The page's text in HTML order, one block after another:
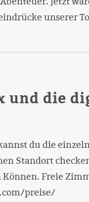
unserer
und die
du die
Standort
Freie
preise/